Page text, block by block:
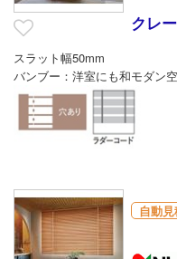
クレ
スラット幅50mm
バンブー：洋室にも和モダン
自動